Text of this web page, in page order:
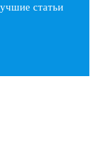
статьи